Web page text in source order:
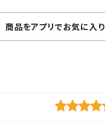
商品をアプリでお気に入り